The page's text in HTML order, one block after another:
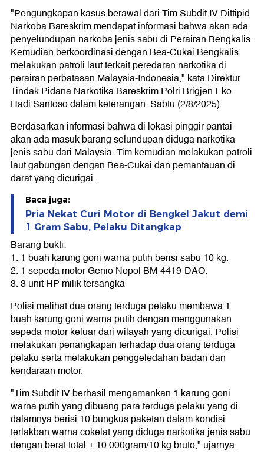
"Pengungkapan kasus berawal dari Tim Subdit IV Dittipid
Narkoba Bareskrim mendapat informasi bahwa akan ada
penyelundupan narkoba jenis sabu di Perairan Bengkalis.
Kemudian berkoordinasi dengan Bea-Cukai Bengkalis
melakukan patroli laut terkait peredaran narkotika di
perairan perbatasan Malaysia-Indonesia," kata Direktur
Tindak Pidana Narkotika Bareskrim Polri Brigjen Eko
Hadi Santoso dalam keterangan, Sabtu (2/8/2025).
Berdasarkan informasi bahwa di lokasi pinggir pantai
akan ada masuk barang selundupan diduga narkotika
jenis sabu dari Malaysia. Tim kemudian melakukan patroli
laut gabungan dengan Bea-Cukai dan pemantauan di
darat yang dicurigai.
Baca juga:
Pria Nekat Curi Motor di Bengkel Jakut demi
1 Gram Sabu, Pelaku Ditangkap
Barang bukti:
1. 1 buah karung goni warna putih berisi sabu 10 kg.
2. 1 sepeda motor Genio Nopol BM-4419-DAO.
3. 3 unit HP milik tersangka
Polisi melihat dua orang terduga pelaku membawa 1
buah karung goni warna putih dengan menggunakan
sepeda motor keluar dari wilayah yang dicurigai. Polisi
melakukan penangkapan terhadap dua orang terduga
pelaku serta melakukan penggeledahan badan dan
kendaraan motor.
"Tim Subdit IV berhasil mengamankan 1 karung goni
warna putih yang dibuang para terduga pelaku yang di
dalamnya berisi 10 bungkus paketan dalam kondisi
terlakban warna cokelat yang diduga narkotika jenis sabu
dengan berat total ± 10.000gram/10 kg bruto," ujarnya.